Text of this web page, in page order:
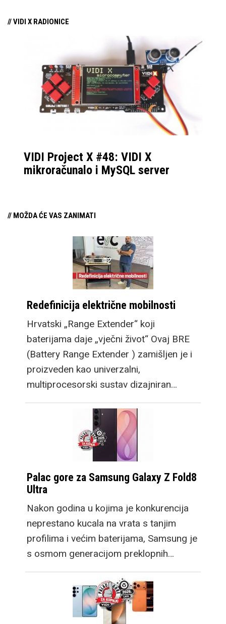
grafičkog prikaza i
mogu li se gameri
nadati bržim karticama
po povoljnijoj cijeni?
// VIDI X RADIONICE
VIDI Project X #48: VIDI X
mikroračunalo i MySQL server
// MOŽDA ĆE VAS ZANIMATI
Redefinicija električne mobilnosti
Hrvatski „Range Extender“ koji
baterijama daje „vječni život“ Ovaj BRE
(Battery Range Extender ) zamišljen je i
proizveden kao univerzalni,
multiprocesorski sustav dizajniran…
Palac gore za Samsung Galaxy Z Fold8
Ultra
Nakon godina u kojima je konkurencija
neprestano kucala na vrata s tanjim
profilima i većim baterijama, Samsung je
s osmom generacijom preklopnih…